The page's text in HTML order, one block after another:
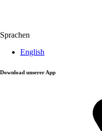
Sprachen
English
Download unserer App